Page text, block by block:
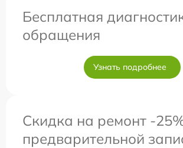
Бесплатная
обращения
Узнать подробнее
Скидка на ремонт -
предварительной